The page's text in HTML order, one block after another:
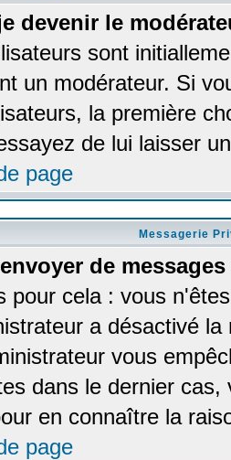
devenir le
sont
un modérateur. Si
la première
de lui laisser
page
Messagerie
de
pour cela : vous
a désactivé
vous
dans le dernier
en connaître la
page